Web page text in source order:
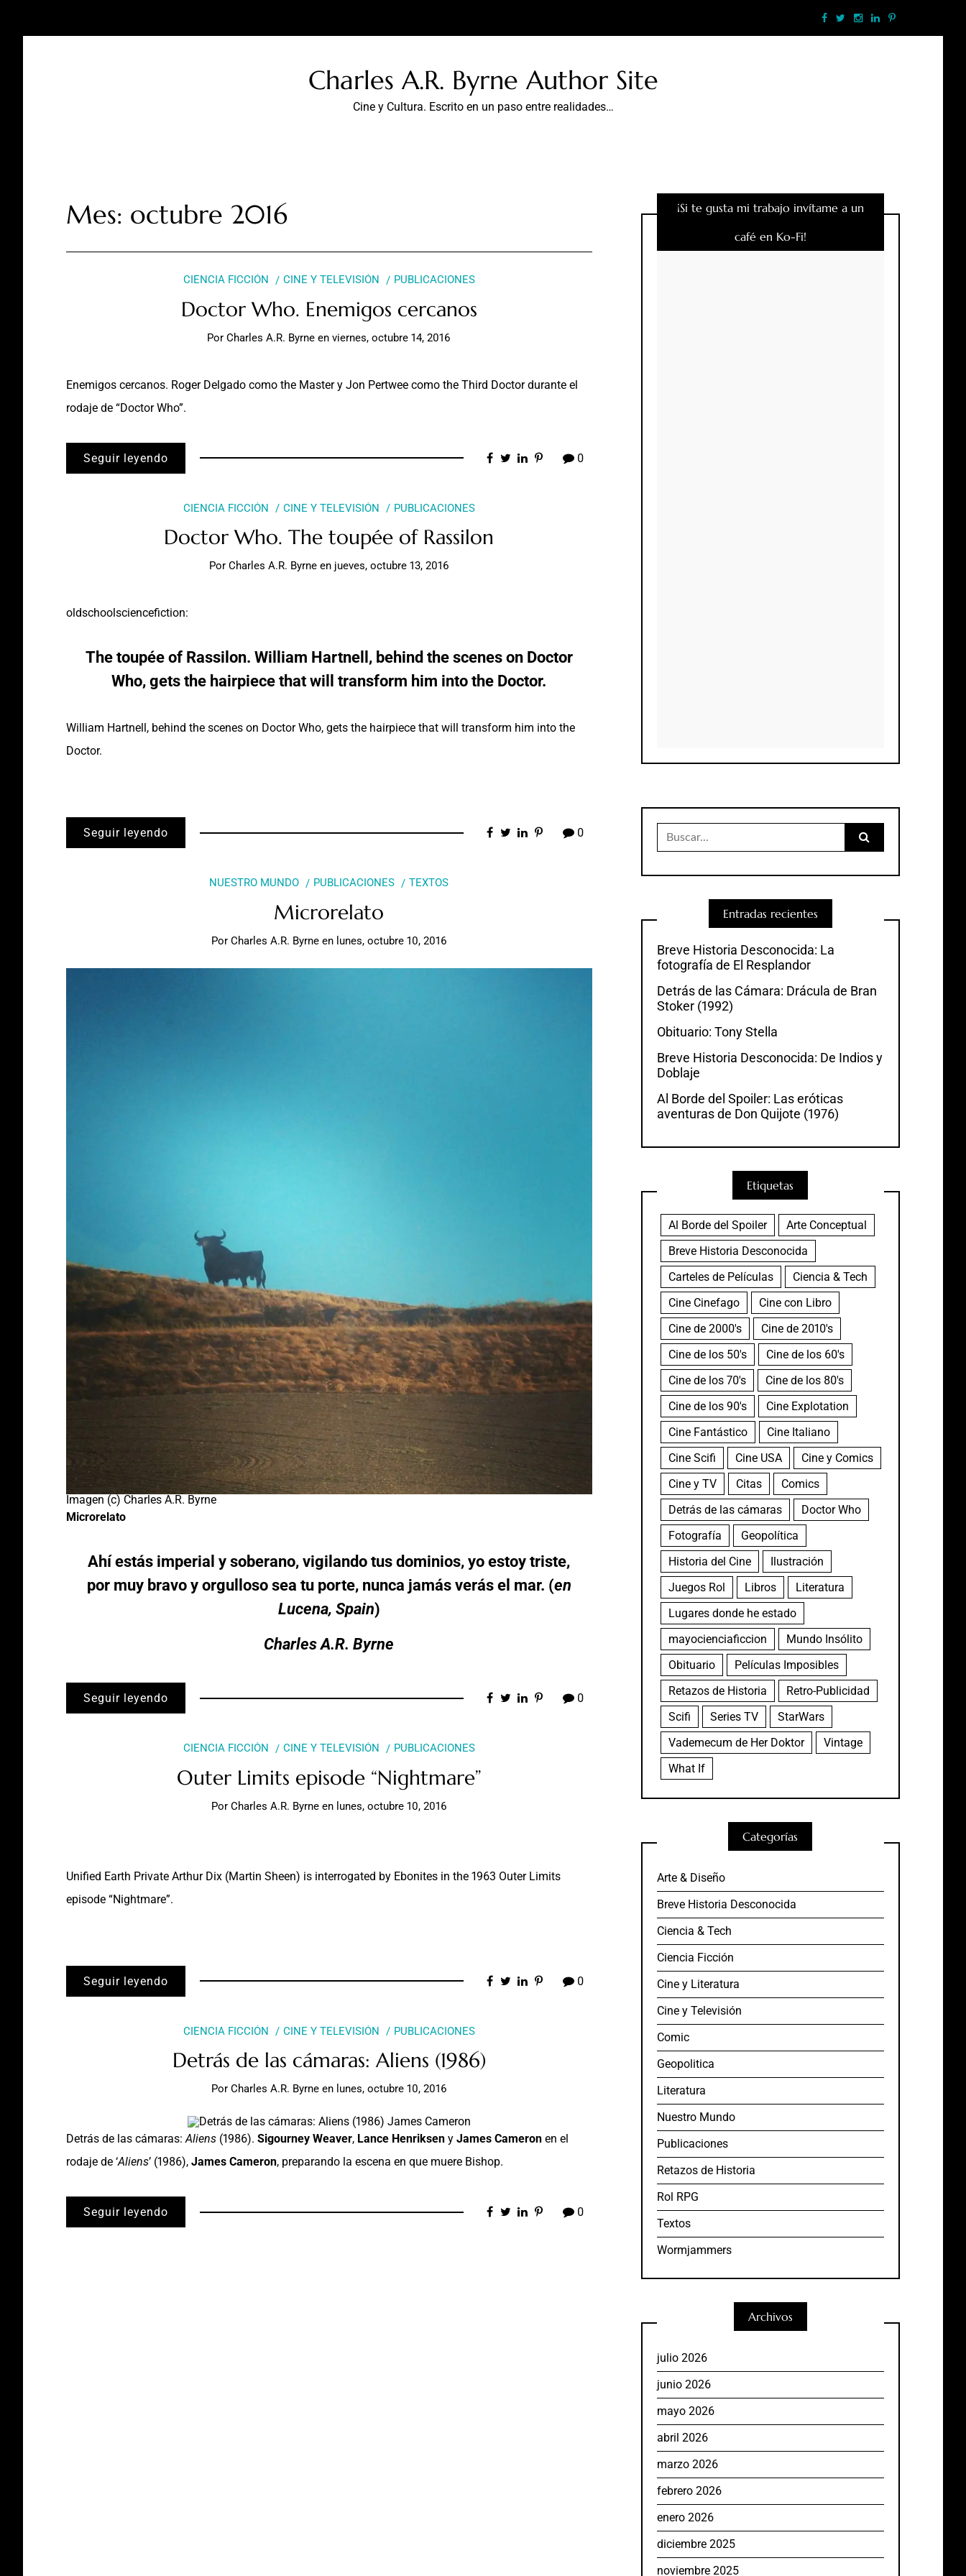
Charles A.R. Byrne Author Site
Cine y Cultura. Escrito en un paso entre realidades…
Mes: octubre 2016
CIENCIA FICCIÓN CINE Y TELEVISIÓN PUBLICACIONES
Doctor Who. Enemigos cercanos
PorCharles A.R. Byrne enviernes, octubre 14, 2016
Enemigos cercanos. Roger Delgado como the Master y Jon Pertwee como the Third Doctor durante el
rodaje de “Doctor Who”.
Seguir leyendo 0
CIENCIA FICCIÓN CINE Y TELEVISIÓN PUBLICACIONES
Doctor Who. The toupée of Rassilon
Por Charles A.R. Byrne en jueves, octubre 13, 2016
oldschoolsciencefiction:
The toupée of Rassilon. William Hartnell, behind the scenes on Doctor
Who, gets the hairpiece that will transform him into the Doctor.
William Hartnell, behind the scenes on Doctor Who, gets the hairpiece that will transform him into the
Doctor.
Seguir leyendo 0
NUESTRO MUNDO PUBLICACIONES TEXTOS
Microrelato
Por Charles A.R. Byrne en lunes, octubre 10, 2016
Imagen (c) Charles A.R. Byrne
Microrelato
Ahí estás imperial y soberano, vigilando tus dominios, yo estoy triste,
por muy bravo y orgulloso sea tu porte, nunca jamás verás el mar. (en
Lucena, Spain)
Charles A.R. Byrne
Seguir leyendo 0
CIENCIA FICCIÓN CINE Y TELEVISIÓN PUBLICACIONES
Outer Limits episode “Nightmare”
Por Charles A.R. Byrne en lunes, octubre 10, 2016
Unified Earth Private Arthur Dix (Martin Sheen) is interrogated by Ebonites in the 1963 Outer Limits
episode “Nightmare”.
Seguir leyendo 0
CIENCIA FICCIÓN CINE Y TELEVISIÓN PUBLICACIONES
Detrás de las cámaras: Aliens (1986)
Por Charles A.R. Byrne en lunes, octubre 10, 2016
Detrás de las cámaras:Aliens (1986). Sigourney Weaver, Lance Henriksen y James Cameron en el
rodaje de ‘Aliens’ (1986), James Cameron, preparando la escena en que muere Bishop.
Seguir leyendo 0
¡Si te gusta mi trabajo invítame a un
café en Ko-Fi!
Buscar:
Entradas recientes
Breve Historia Desconocida: La
fotografía de El Resplandor
Detrás de las Cámara: Drácula de Bran
Stoker (1992)
Obituario: Tony Stella
Breve Historia Desconocida: De Indios y
Doblaje
Al Borde del Spoiler: Las eróticas
aventuras de Don Quijote (1976)
Etiquetas
Al Borde del Spoiler
Arte Conceptual
Breve Historia Desconocida
Carteles de Películas
Ciencia & Tech
Cine Cinefago
Cine con Libro
Cine de 2000's
Cine de 2010's
Cine de los 50's
Cine de los 60's
Cine de los 70's
Cine de los 80's
Cine de los 90's
Cine Explotation
Cine Fantástico
Cine Italiano
Cine Scifi
Cine USA
Cine y Comics
Cine y TV
Citas
Comics
Detrás de las cámaras
Doctor Who
Fotografía
Geopolítica
Historia del Cine
Ilustración
Juegos Rol
Libros
Literatura
Lugares donde he estado
mayocienciaficcion
Mundo Insólito
Obituario
Películas Imposibles
Retazos de Historia
Retro-Publicidad
Scifi
Series TV
StarWars
Vademecum de Her Doktor
Vintage
What If
Categorías
Arte & Diseño
Breve Historia Desconocida
Ciencia & Tech
Ciencia Ficción
Cine y Literatura
Cine y Televisión
Comic
Geopolitica
Literatura
Nuestro Mundo
Publicaciones
Retazos de Historia
Rol RPG
Textos
Wormjammers
Archivos
julio 2026
junio 2026
mayo 2026
abril 2026
marzo 2026
febrero 2026
enero 2026
diciembre 2025
noviembre 2025